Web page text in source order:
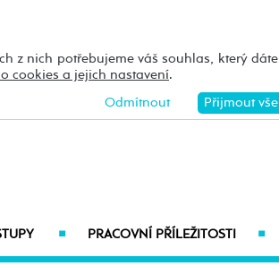
z nich potřebujeme váš souhlas, který dáte
cookies a jejich nastavení.
Přijmout vše
Odmítnout
■ PRACOVNÍ PŘÍLEŽITOSTI ■